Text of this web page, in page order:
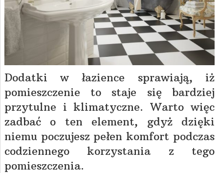
Dodatki w łazience sprawiają, iż
pomieszczenie to staje się bardziej
przytulne i klimatyczne. Warto więc
zadbać o ten element, gdyż dzięki
niemu poczujesz pełen komfort podczas
codziennego korzystania z tego
pomieszczenia.